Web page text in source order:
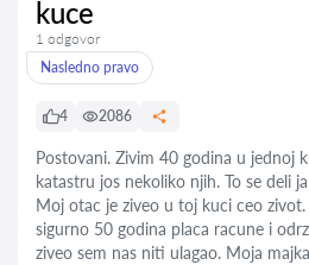
kuce
1 odgovor
Nasledno pravo
4 2086
Postovani. Zivim 40 godina u jednoj
katastru jos nekoliko njih. To se deli
Moj otac je ziveo u toj kuci ceo
sigurno 50 godina placa racune i
ziveo sem nas niti ulagao. Moja